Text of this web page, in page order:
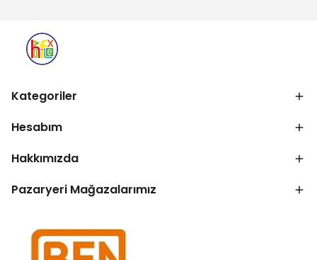
Kategoriler
Hesabım
Hakkımızda
Pazaryeri Mağazalarımız